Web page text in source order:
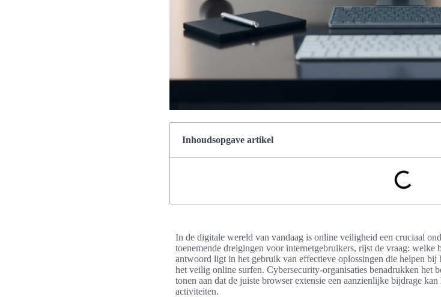
Inhoudsopgave artikel
In de digitale wereld van vandaag is online veiligheid een cruciaal
toenemende dreigingen voor internetgebruikers, rijst de vraag:
antwoord ligt in het gebruik van effectieve oplossingen die helpen bij
het veilig online surfen. Cybersecurity-organisaties benadrukken het
tonen aan dat de juiste browser extensie een aanzienlijke bijdrage
activiteiten.